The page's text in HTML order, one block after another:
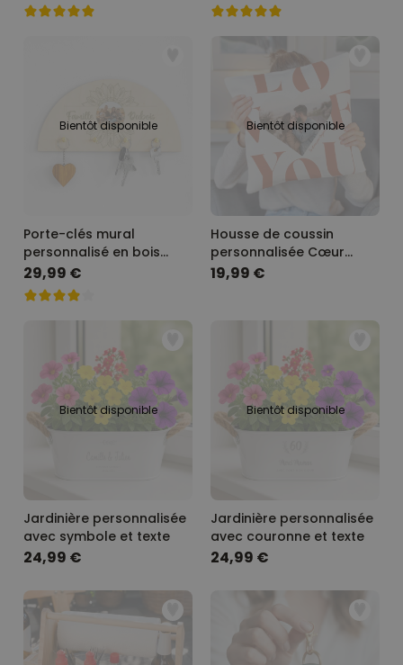
Bientôt disponible
Porte-clés mural
personnalisé en bois
mandala photo et texte
29,99 €
Bientôt disponible
Housse de coussin
personnalisée Cœur
avec photo et texte
19,99 €
Bientôt disponible
Jardinière personnalisée
avec symbole et texte
24,99 €
Bientôt disponible
Jardinière personnalisée
avec couronne et texte
24,99 €